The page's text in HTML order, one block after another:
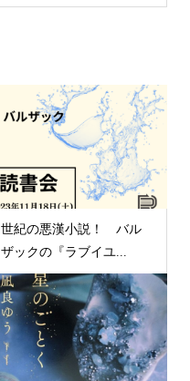
世紀の悪漢小説！ バル
ザックの『ラブイユ...